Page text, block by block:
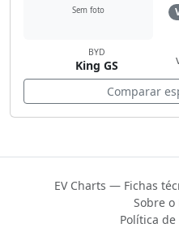
Sem foto
BYD
King GS
Comparar
EV Charts — Fichas
Sobre o
Política